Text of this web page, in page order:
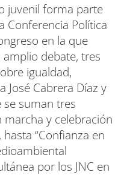
juvenil forma parte
Conferencia Política
en la que
debate, tres
igualdad,
José Cabrera Díaz y
se suman tres
marcha y celebración
“Confianza en
por los JNC en